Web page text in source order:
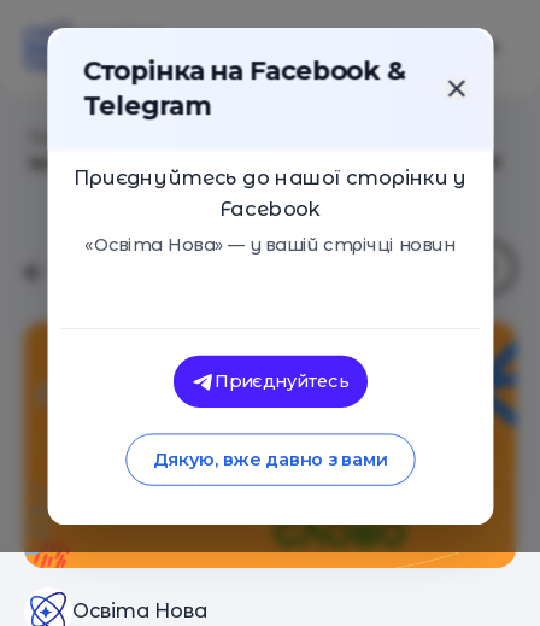
Освіта Нова
Сторінка на Facebook &
Telegram
Приєднуйтесь до нашої сторінки у
Facebook
«Освіта Нова» — у вашій стрічці новин
Приєднуйтесь
Дякую, вже давно з вами